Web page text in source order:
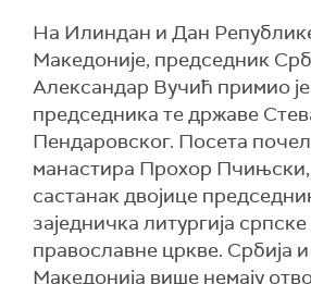
На Илиндан и Дан
Македоније, председник
Александар Вучић примио je
председника те државе
Пендаровског. Посета
манастира Прохор Пчињски,
састанак двојице
заједничка литургија
православне цркве. Србија
Македонија више немају